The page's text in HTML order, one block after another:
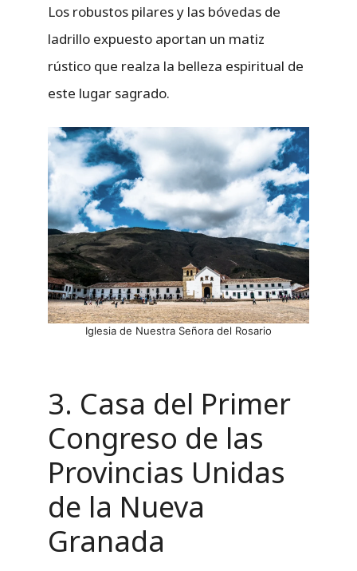
Los robustos pilares y las bóvedas de
ladrillo expuesto aportan un matiz
rústico que realza la belleza espiritual de
este lugar sagrado.
Iglesia de Nuestra Señora del Rosario
3. Casa del Primer
Congreso de las
Provincias Unidas
de la Nueva
Granada